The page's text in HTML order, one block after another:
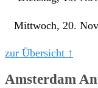
Mittwoch, 20.
zur Übersicht ↑
Amsterdam